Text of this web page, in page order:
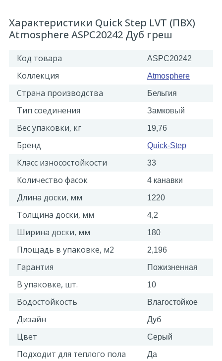
Характеристики Quick Step LVT (ПВХ)
Atmosphere ASPC20242 Дуб греш
Код товара ASPC20242
Коллекция Atmosphere
Страна производства Бельгия
Тип соединения Замковый
Вес упаковки, кг 19,76
Бренд Quick-Step
Класс износостойкости 33
Количество фасок 4 канавки
Длина доски, мм 1220
Толщина доски, мм 4,2
Ширина доски, мм 180
Площадь в упаковке, м2 2,196
Гарантия Пожизненная
В упаковке, шт. 10
Водостойкость Влагостойкое
Дизайн Дуб
Цвет Серый
Подходит для теплого пола Да